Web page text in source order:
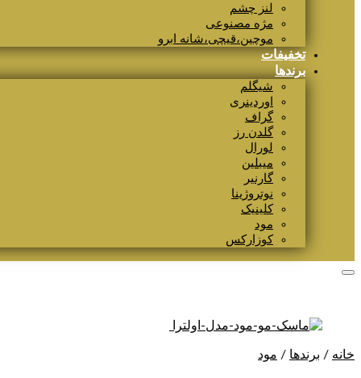
لنز چشم
مژه مصنوعی
موچین،قیچی،شانه ابرو
تخفیفات
برندها
شیگلم
اوردینری
گراف
گلدن رز
لورال
میبلین
گارنیر
نوتروژینا
کلینیک
مود
کوزارکس
خانه / برندها / مود